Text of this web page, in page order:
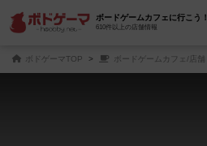
ボードゲームカフェに行こう！
610件以上の店舗情報
ボドゲーマTOP ボードゲームカフェ/店舗